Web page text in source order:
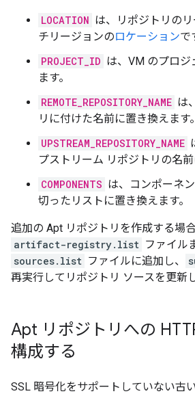
LOCATION は、リポジトリの
チリージョンのロケーションで
PROJECT_ID は、VM のプロジ
ます。
REMOTE_REPOSITORY_NAME は
リに付けた名前に置き換えます。
UPSTREAM_REPOSITORY_NAME
プストリーム リポジトリの名前
COMPONENTS は、コンポーネ
切ったリストに置き換えます。
追加の Apt リポジトリを作成する場
artifact-registry.list ファイル
sources.list ファイルに追加し、
再実行してリポジトリ ソースを更新し
Apt リポジトリへの
構成する
SSL 暗号化をサポートしていない古